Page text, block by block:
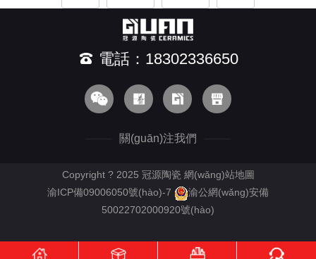
電話：18302336650
關(guān)注我們
Copyright ? 2025 冠源陶瓷 網(wǎng)站地圖
渝ICP備09006050號(hào)-7
渝公網(wǎng)安備
50022702000920號(hào)